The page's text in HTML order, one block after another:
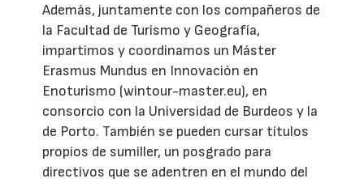
Además, juntamente con los compañeros de
la Facultad de Turismo y Geografía,
impartimos y coordinamos un Máster
Erasmus Mundus en Innovación en
Enoturismo (wintour-master.eu), en
consorcio con la Universidad de Burdeos y la
de Porto. También se pueden cursar títulos
propios de sumiller, un posgrado para
directivos que se adentren en el mundo del